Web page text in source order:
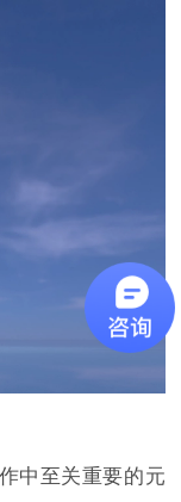
中至关重要的元